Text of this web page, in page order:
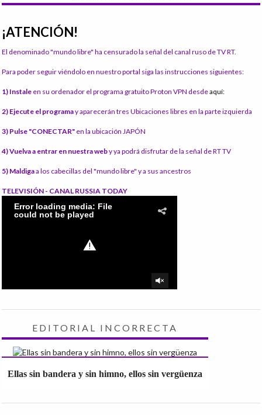
¡ATENCIÓN!
El denominado "mundo libre" ha censurado la señal del canal ruso de TV RT.
Para poder seguir viéndolo en nuestro portal siga las instrucciones siguientes:
1) Instale en su ordenador el programa gratuito Proton VPN desdeaquí:
2) Ejecute el programay aparecerán tres Ubicaciones libres en la parte izquierda
3) Pulse "CONECTAR" en la ubicación JAPÓN
4) Vuelva a entrar en nuestra weby ya podrá disfrutar de la señal de RT TV
5) Maldigaa los cabecillas del "mundo libre" y a sus ancestros
TELEVISIÓN - CANAL RUSSIA TODAY
EDITORIAL INCORRECTA
Ellas sin bandera y sin himno, ellos sin vergüenza